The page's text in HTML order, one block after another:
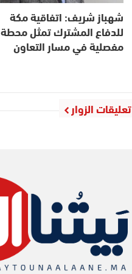
شهباز شريف: اتفاقية مكة
للدفاع المشترك تمثل محطة
مفصلية في مسار التعاون
تعليقات الزوار